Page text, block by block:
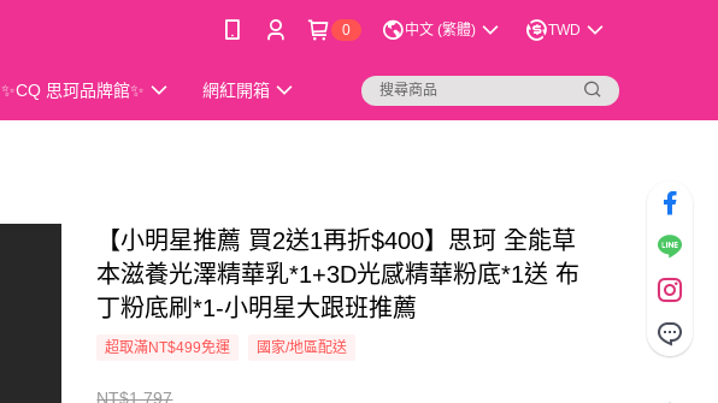
0 中文 (繁體) TWD
✨CQ 思珂品牌館✨ 網紅開箱
【小明星推薦 買2送1再折$400】思珂 全能草
本滋養光澤精華乳*1+3D光感精華粉底*1送 布
丁粉底刷*1-小明星大跟班推薦
超取滿NT$499免運 國家/地區配送
NT$1,797